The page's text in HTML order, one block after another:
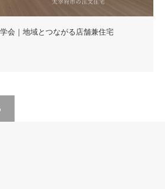
会｜地域とつながる店舗兼住宅